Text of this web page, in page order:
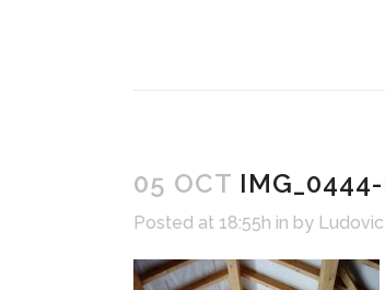
05 OCT
Posted at 18:55h in by